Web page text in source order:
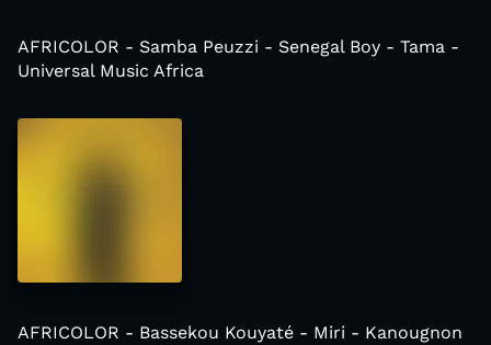
AFRICOLOR - Samba Peuzzi - Senegal Boy - Tama -
Universal Music Africa
AFRICOLOR - Bassekou Kouyaté - Miri - Kanougnon